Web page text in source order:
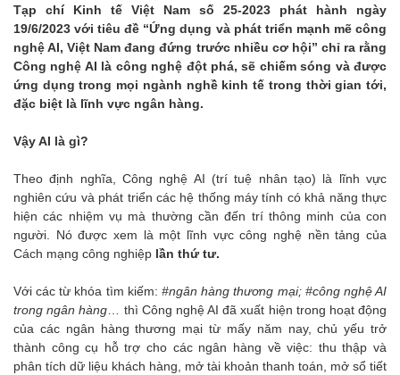
Tạp chí Kinh tế Việt Nam số 25-2023 phát hành ngày
19/6/2023 với tiêu đề “Ứng dụng và phát triển mạnh mẽ công
nghệ AI, Việt Nam đang đứng trước nhiều cơ hội” chỉ ra rằng
Công nghệ AI là công nghệ đột phá, sẽ chiếm sóng và được
ứng dụng trong mọi ngành nghề kinh tế trong thời gian tới,
đặc biệt là lĩnh vực ngân hàng.
Vậy AI là gì?
Theo định nghĩa, Công nghệ AI (trí tuệ nhân tạo) là lĩnh vực
nghiên cứu và phát triển các hệ thống máy tính có khả năng thực
hiện các nhiệm vụ mà thường cần đến trí thông minh của con
người. Nó được xem là một lĩnh vực công nghệ nền tảng của
Cách mạng công nghiệp lần thứ tư.
Với các từ khóa tìm kiếm: #ngân hàng thương mại; #công nghệ AI
trong ngân hàng… thì Công nghệ AI đã xuất hiện trong hoạt động
của các ngân hàng thương mại từ mấy năm nay, chủ yếu trở
thành công cụ hỗ trợ cho các ngân hàng về việc: thu thập và
phân tích dữ liệu khách hàng, mở tài khoản thanh toán, mở sổ tiết